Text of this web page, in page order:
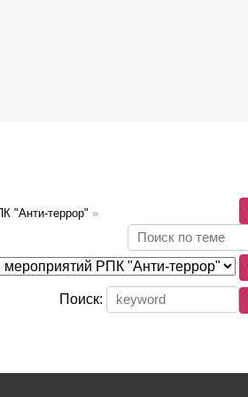
"Анти-террор" »
Поиск: